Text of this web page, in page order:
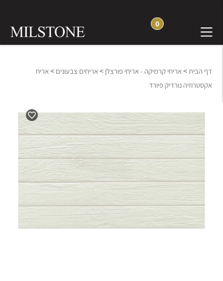
0
דף הבית> אריחי קרמיקה - אריחי פורצלן > אריחים צבעונים > אריח
אקסטרוזיה נורדיק פיורד